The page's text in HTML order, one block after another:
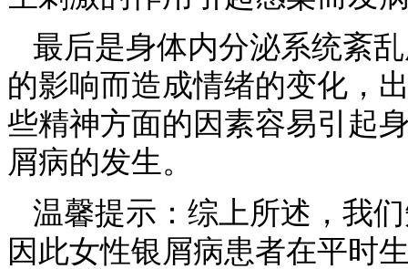
最后是身体内分泌系统紊
的影响而造成情绪的变化，
些精神方面的因素容易引起
屑病的发生。
温馨提示：综上所述，我
因此女性银屑病患者在平时